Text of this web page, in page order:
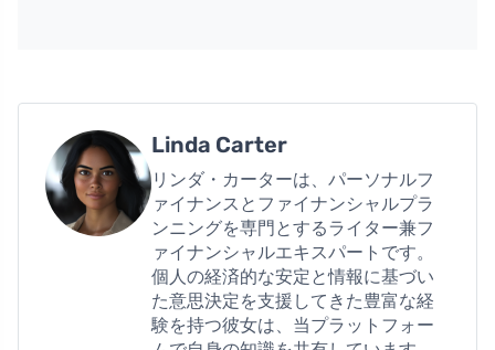
Linda Carter
リンダ・カーターは、パーソナルフ
ァイナンスとファイナンシャルプラ
ンニングを専門とするライター兼フ
ァイナンシャルエキスパートです。
個人の経済的な安定と情報に基づい
た意思決定を支援してきた豊富な経
験を持つ彼女は、当プラットフォー